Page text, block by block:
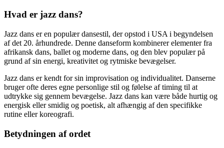
Hvad er jazz dans?
Jazz dans er en populær dansestil, der opstod i USA i begyndelsen
af det 20. århundrede. Denne danseform kombinerer elementer fra
afrikansk dans, ballet og moderne dans, og den blev populær på
grund af sin energi, kreativitet og rytmiske bevægelser.
Jazz dans er kendt for sin improvisation og individualitet. Danserne
bruger ofte deres egne personlige stil og følelse af timing til at
udtrykke sig gennem bevægelse. Jazz dans kan være både hurtig og
energisk eller smidig og poetisk, alt afhængig af den specifikke
rutine eller koreografi.
Betydningen af ​​ordet